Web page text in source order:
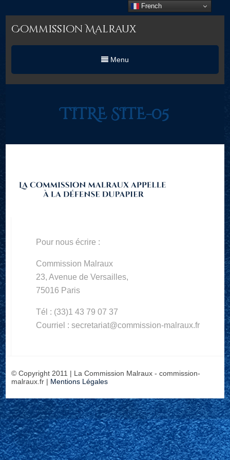
Commission Malraux
Menu
TITRE SITE-05
Pour nous écrire :
Commission Malraux
23, Avenue de Versailles,
75016 Paris
Tél : (33)1 43 79 07 37
Courriel : secretariat@commission-malraux.fr
© Copyright 2011 | La Commission Malraux - commission-
malraux.fr | Mentions Légales
French